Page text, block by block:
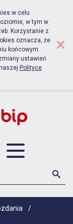
w celu
w tym w
Korzystanie z
oznacza, że
końcowym.
ustawień
Polityce
×
duża
/